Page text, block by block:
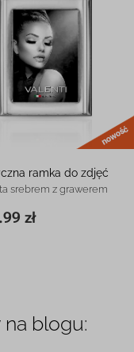
ramka do zdjęć
srebrem z grawerem
zł
cm
na blogu: